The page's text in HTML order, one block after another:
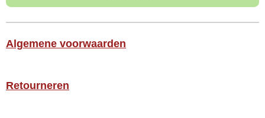
Algemene voorwaarden
Retourneren